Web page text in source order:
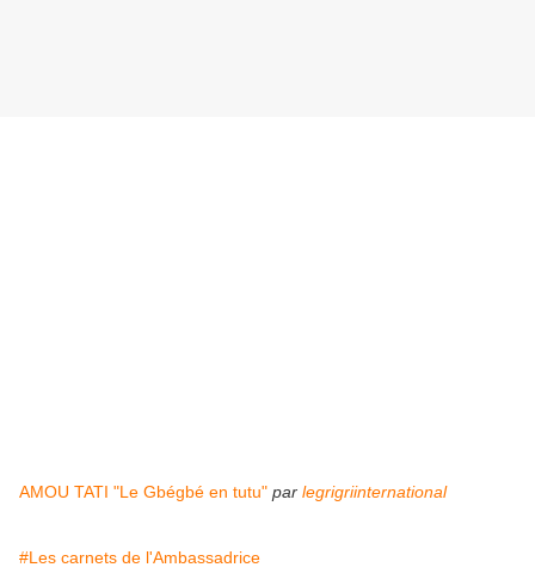
AMOU TATI "Le Gbégbé en tutu" par legrigriinternational
#Les carnets de l'Ambassadrice